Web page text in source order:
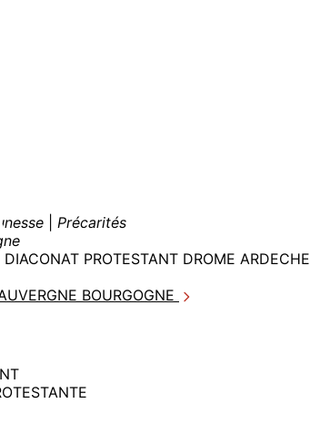
lancer la recherche
Précarités
DIACONAT PROTESTANT DROME ARDECHE
BOURGOGNE
(NOUVELLE
FENÊTRE)